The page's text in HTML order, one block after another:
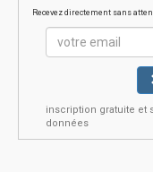
Recevez directement sans
inscription gratuite et
données